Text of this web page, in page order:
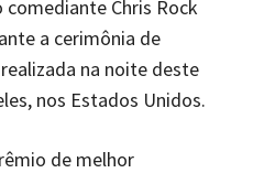
Chris Rock
a cerimônia de
na noite deste
nos Estados Unidos.
de melhor